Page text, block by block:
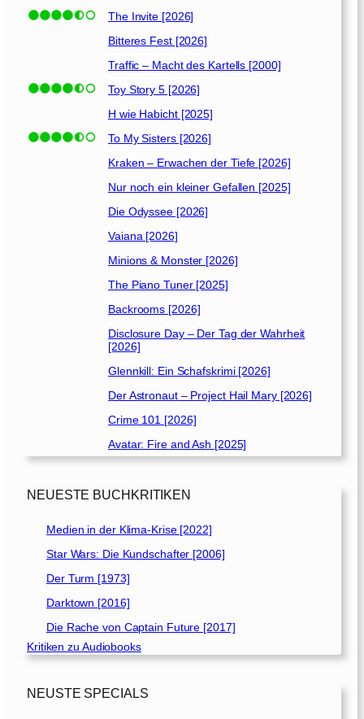
The Invite [2026]
Bitteres Fest [2026]
Traffic – Macht des Kartells [2000]
Toy Story 5 [2026]
H wie Habicht [2025]
To My Sisters [2026]
Kraken – Erwachen der Tiefe [2026]
Nur noch ein kleiner Gefallen [2025]
Die Odyssee [2026]
Vaiana [2026]
Minions & Monster [2026]
The Piano Tuner [2025]
Backrooms [2026]
Disclosure Day – Der Tag der Wahrheit
[2026]
Glennkill: Ein Schafskrimi [2026]
Der Astronaut – Project Hail Mary [2026]
Crime 101 [2026]
Avatar: Fire and Ash [2025]
NEUESTE BUCHKRITIKEN
Medien in der Klima-Krise [2022]
Star Wars: Die Kundschafter [2006]
Der Turm [1973]
Darktown [2016]
Die Rache von Captain Future [2017]
Kritiken zu Audiobooks
NEUSTE SPECIALS